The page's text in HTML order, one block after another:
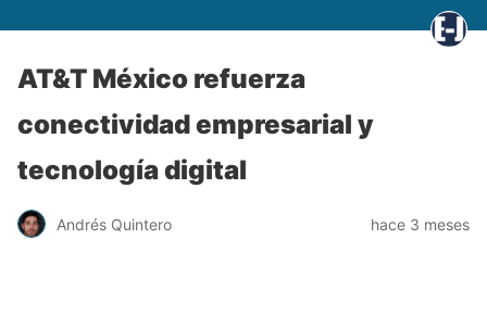
AT&T México refuerza
conectividad empresarial y
tecnología digital
Andrés Quintero hace 3 meses